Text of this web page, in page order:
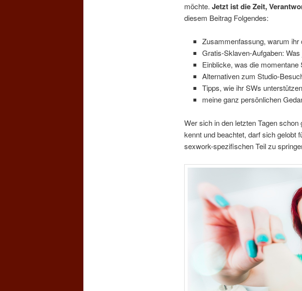
möchte. Jetzt ist die Zeit,
diesem Beitrag Folgendes:
Zusammenfassung, warum
Gratis-Sklaven-Aufgaben:
Einblicke, was die
Alternativen zum Studio-
Tipps, wie ihr SWs
meine ganz persönlichen
Wer sich in den letzten Tagen
kennt und beachtet, darf sich gelobt
sexwork-spezifischen Teil zu